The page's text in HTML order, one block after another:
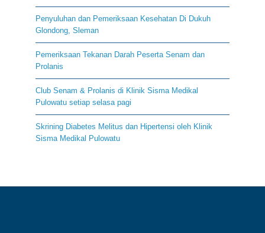
Penyuluhan dan Pemeriksaan Kesehatan Di Dukuh
Glondong, Sleman
Pemeriksaan Tekanan Darah Peserta Senam dan
Prolanis
Club Senam & Prolanis di Klinik Sisma Medikal
Pulowatu setiap selasa pagi
Skrining Diabetes Melitus dan Hipertensi oleh Klinik
Sisma Medikal Pulowatu